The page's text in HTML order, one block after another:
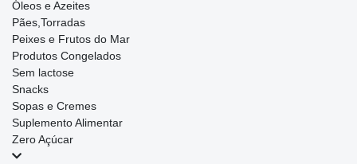
Óleos e Azeites
Pães,Torradas
Peixes e Frutos do Mar
Produtos Congelados
Sem lactose
Snacks
Sopas e Cremes
Suplemento Alimentar
Zero Açúcar